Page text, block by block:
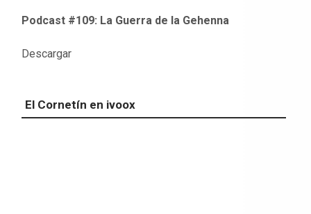
Podcast #109: La Guerra de la Gehenna
Descargar
El Cornetín en ivoox